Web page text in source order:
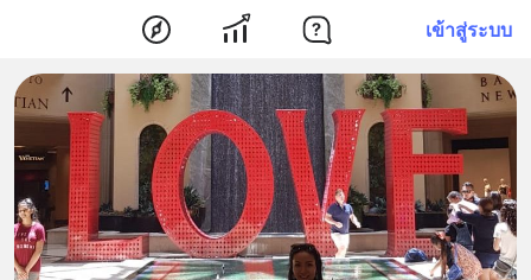
เข้าสู่ระบบ